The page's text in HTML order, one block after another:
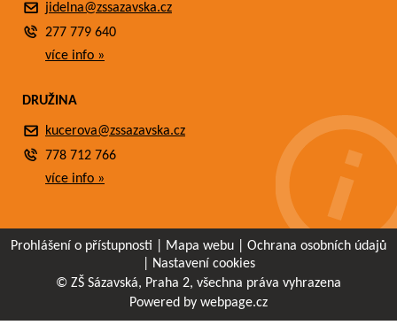
jidelna@zssazavska.cz
277 779 640
více info »
DRUŽINA
kucerova@zssazavska.cz
778 712 766
více info »
Prohlášení o přístupnosti Mapa webu
Ochrana osobních údajů
Nastavení cookies
© ZŠ Sázavská, Praha 2, všechna práva vyhrazena
Powered by webpage.cz